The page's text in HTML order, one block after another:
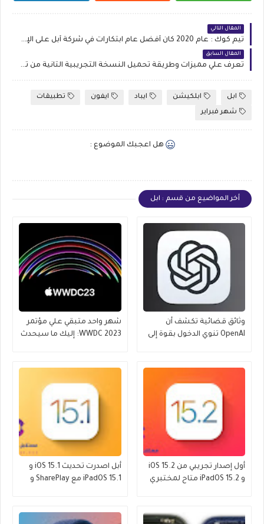
المقال التالي
تيم كوك : عام 2020 كان أفضل عام ابتكارات في شركة أبل على الإطلاق
المقال السابق
تعرف علي مميزات وطريقة تحميل النسخة التجريبية الثانية من تحديث iOS 14.5
ابل ابلكيشن ايباد ايفون
تطبيقات
شهر فبراير
هل اعجبك الموضوع :
أخر المواضيع من قسم : ابل
وثائق قضائية تكشف أن
OpenAI تنوي الدخول بقوة إلى
شهر واحد متبقي علي مؤتمر
WWDC 2023: إليك ما سيحدث
أول إصدار تجريبي من iOS 15.2
و iPadOS 15.2 متاح لمختبري
أبل اصدرت تحديث iOS 15.1 و
iPadOS 15.1 مع SharePlay و